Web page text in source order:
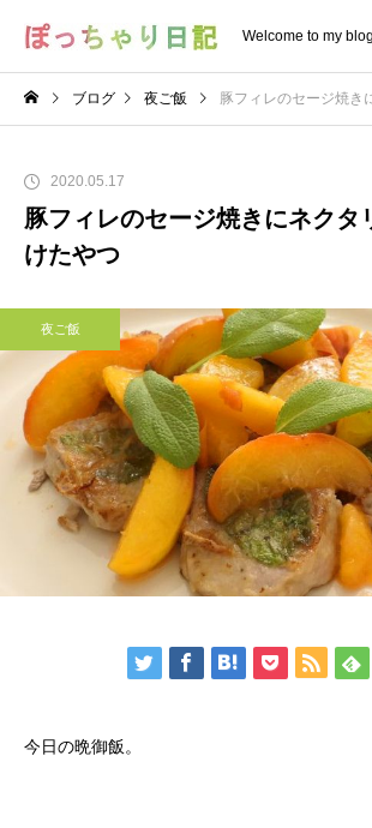
Welcome to my blog
ブログ 夜ご飯 豚フィレのセージ焼きにネ
2020.05.17
豚フィレのセージ焼きにネクタ
けたやつ
夜ご飯
今日の晩御飯。